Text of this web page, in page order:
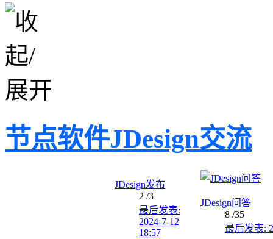
节点软件JDesign交流
JDesign发布
2 /3
最后发表:
2024-7-12
18:57
JDesign问答
8 /35
最后发表: